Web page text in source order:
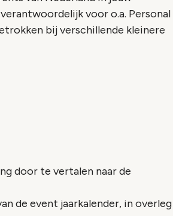
voor o.a. Personal
bij verschillende kleinere
door te vertalen naar de
de event jaarkalender, in overleg